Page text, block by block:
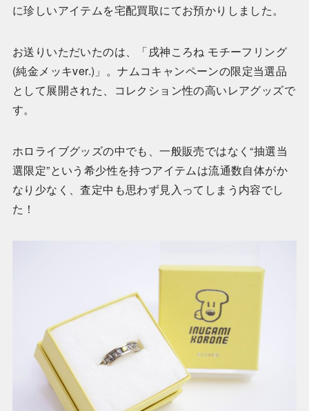
に珍しいアイテムを宅配買取にてお預かりしました。
お送りいただいたのは、「戌神ころね モチーフリング
(純金メッキver.)」。ナムコキャンペーンの限定当選品
として展開された、コレクション性の高いレアグッズで
す。
ホロライブグッズの中でも、一般販売ではなく“抽選当
選限定”という希少性を持つアイテムは流通数自体がか
なり少なく、査定中も思わず見入ってしまう内容でし
た！